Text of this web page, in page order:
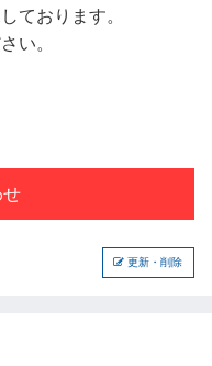
ております。
い。
せ
更新・削除